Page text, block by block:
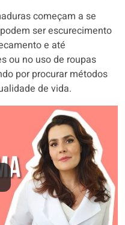
começam a se
ser escurecimento
e até
ou no uso de roupas
por procurar métodos
de vida.